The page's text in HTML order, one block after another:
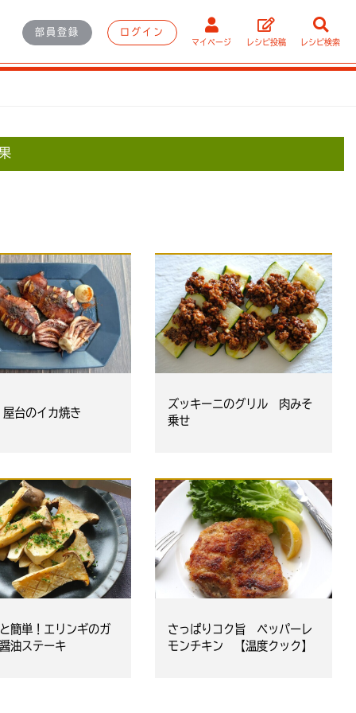
部員登録 ログイン
マイページ レシピ投稿 レシピ検索
屋台のイカ焼き
ズッキーニのグリル 肉みそ
乗せ
簡単！エリンギのガ
油ステーキ
さっぱりコク旨 ペッパーレ
モンチキン 【温度クック】